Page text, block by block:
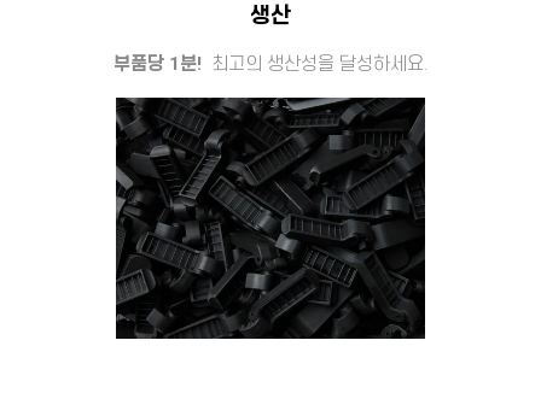
생산
부품당 1분! 최고의 생산성을 달성하세요.